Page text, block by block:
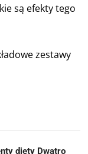
są efekty tego
zestawy
diety Dwatro